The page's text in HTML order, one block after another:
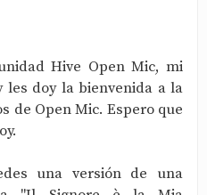
Hive Open Mic, mi
les doy la bienvenida a la
de Open Mic. Espero que
una versión de una